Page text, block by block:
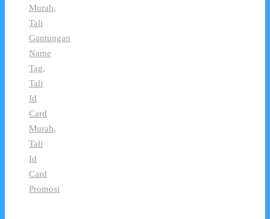
Murah,
Tali
Gantungan
Name
Tag,
Tali
Id
Card
Murah,
Tali
Id
Card
Promosi